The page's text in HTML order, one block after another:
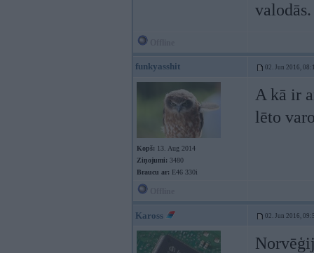
valodās.
funkyasshit 02. Jun 2016,
Kopš: 13. Aug 2014
Ziņojumi: 3480
Braucu ar: E46 330i
A kā ir
lēto
Kaross 02. Jun 2016,